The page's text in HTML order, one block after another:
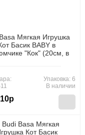
Мягкая Игрушка
Басик BABY в
"Кок" (20см, в
Упаковка: 6
В наличии